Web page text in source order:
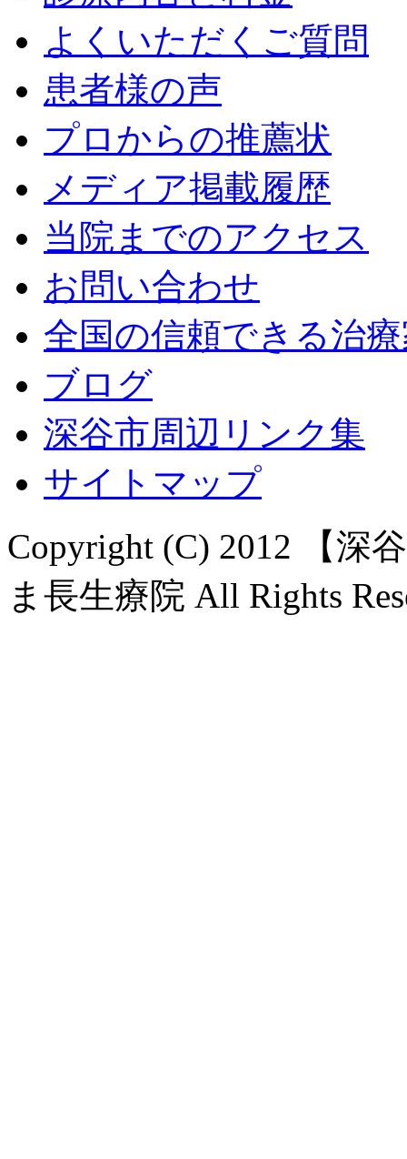
よくいただくご質問
患者様の声
プロからの推薦状
メディア掲載履歴
当院までのアクセス
お問い合わせ
全国の信頼できる治
ブログ
深谷市周辺リンク集
サイトマップ
Copyright (C) 2012 【深
ま長生療院 All Rights